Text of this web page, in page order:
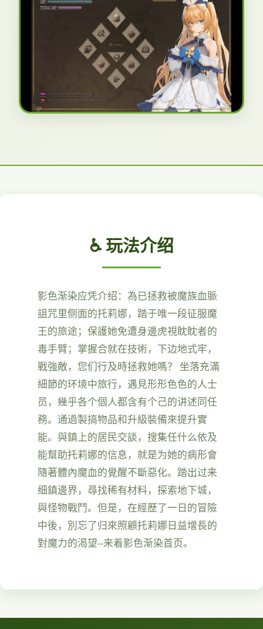
♿ 玩法介绍
影色渐染应凭介绍：為已拯救被魔族血脈
詛咒里侧面的托莉娜，踏于唯一段征服魔
王的旅途；保護她免遭身邊虎視眈眈者的
毒手臂；掌握合就在技術，下边地式牢，
戰強敵，您们行及時拯救她嗎？ 坐落充滿
細節的环境中旅行，遇見形形色色的人士
员，幾乎各个個人都含有个己的讲述同任
務。通過製搞物品和升級裝備來提升實
能。與鎮上的居民交談，搜集任什么依及
能幫助托莉娜的信息，就是为她的病形會
隨著體內魔血的覺醒不斷惡化。踏出过来
细鎮邊界，尋找稀有材料，探索地下城，
與怪物戰鬥。但是，在經歷了一日的冒險
中後，別忘了归來照顧托莉娜日益增長的
對魔力的渴望--来着影色渐染首页。